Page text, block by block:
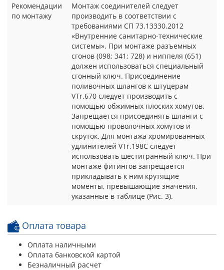
Рекомендации
по монтажу
Монтаж соединителей следует
производить в соответствии с
требованиями СП 73.13330.2012
«Внутренние санитарно-технические
системы». При монтаже разъемных
сгонов (098; 341; 728) и ниппеля (651)
должен использоваться специальный
сгонный ключ. Присоединение
поливочных шлангов к штуцерам
VTr.670 следует производить с
помощью обжимных плоских хомутов.
Запрещается присоединять шланги с
помощью проволочных хомутов и
скруток. Для монтажа хромированных
удлинителей VTr.198C следует
использовать шестигранный ключ. При
монтаже фитингов запрещается
прикладывать к ним крутящие
моменты, превышающие значения,
указанные в таблице (Рис. 3).
Оплата товара
Оплата наличными
Оплата банковской картой
Безналичный расчет